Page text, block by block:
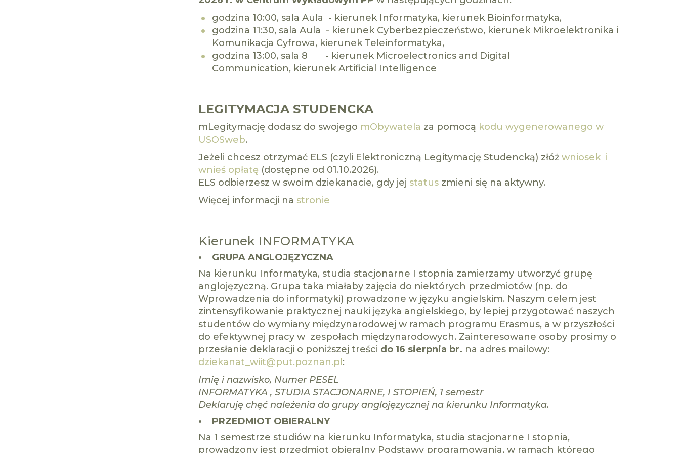
godzina 10:00, sala Aula - kierunek Informatyka, kierunek Bioinformatyka,
godzina 11:30, sala Aula - kierunek Cyberbezpieczeństwo, kierunek Mikroelektronika i
Komunikacja Cyfrowa, kierunek Teleinformatyka,
godzina 13:00, sala 8 - kierunek Microelectronics and Digital
Communication, kierunek Artificial Intelligence
LEGITYMACJA STUDENCKA
mLegitymację dodasz do swojego mObywatela za pomocą kodu wygenerowanego w
USOSweb.
Jeżeli chcesz otrzymać ELS (czyli Elektroniczną Legitymację Studencką) złóż wniosek i
wnieś opłatę (dostępne od 01.10.2026).
ELS odbierzesz w swoim dziekanacie, gdy jej statuszmieni się na aktywny.
Więcej informacji na stronie
Kierunek INFORMATYKA
• GRUPA ANGLOJĘZYCZNA
Na kierunku Informatyka, studia stacjonarne I stopnia zamierzamy utworzyć grupę
anglojęzyczną. Grupa taka miałaby zajęcia do niektórych przedmiotów (np. do
Wprowadzenia do informatyki) prowadzone w języku angielskim. Naszym celem jest
zintensyfikowanie praktycznej nauki języka angielskiego, by lepiej przygotować naszych
studentów do wymiany międzynarodowej w ramach programu Erasmus, a w przyszłości
do efektywnej pracy w zespołach międzynarodowych. Zainteresowane osoby prosimy o
przesłanie deklaracji o poniższej treści do 16 sierpnia br. na adres mailowy:
dziekanat_wiit@put.poznan.pl :
Imię i nazwisko, Numer PESEL
INFORMATYKA , STUDIA STACJONARNE, I STOPIEŃ, 1 semestr
Deklaruję chęć należenia do grupy anglojęzycznej na kierunku Informatyka.
• PRZEDMIOT OBIERALNY
Na 1 semestrze studiów na kierunku Informatyka, studia stacjonarne I stopnia,
prowadzony jest przedmiot obieralny Podstawy programowania, w ramach którego